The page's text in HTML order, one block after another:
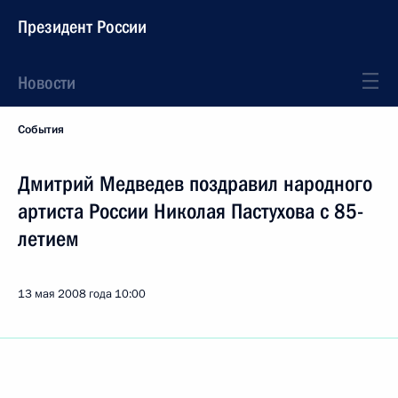
Президент России
Новости
События
Дмитрий Медведев поздравил народного
артиста России Николая Пастухова с 85-
летием
13 мая 2008 года 10:00